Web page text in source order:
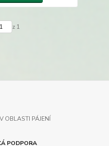
z 1
OBLASTI PÁJENÍ
PODPORA